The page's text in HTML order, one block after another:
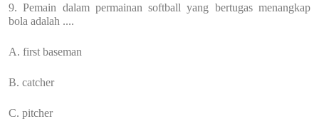
9. Pemain dalam permainan softball yang bertugas menangkap
bola adalah ....
A. first baseman
B. catcher
C. pitcher